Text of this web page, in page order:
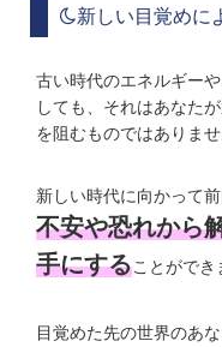
新しい目覚めに
古い時代のエネルギー
しても、それはあなた
を阻むものではありませ
新しい時代に向かって
不安や恐れから
手にすることができ
目覚めた先の世界のあ